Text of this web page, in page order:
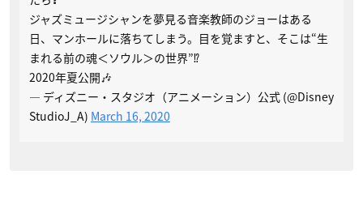
ジャズミュージシャンを夢見る音楽教師のジョーはある
日、マンホールに落ちてしまう。目を覚ますと、そこは“生
まれる前の魂＜ソウル＞の世界”⁉️
2020年夏公開🎶
— ディズニー・スタジオ（アニメーション）公式 (@Disney
StudioJ_A) March 16, 2020